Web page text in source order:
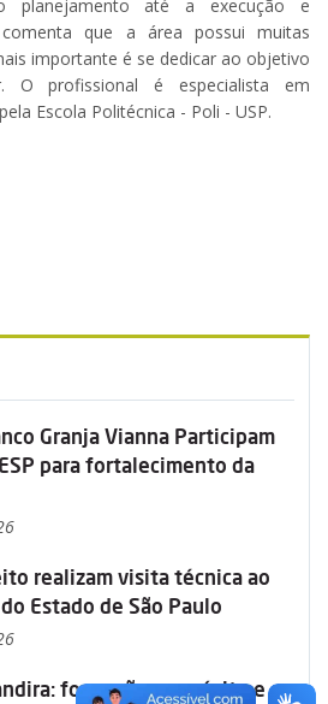
planejamento até a execução e
comenta que a área possui muitas
importante é se dedicar ao objetivo
O profissional é especialista em
Escola Politécnica - Poli - USP.
Granja Vianna Participam
para fortalecimento da
realizam visita técnica ao
Estado de São Paulo
formação, propósito e